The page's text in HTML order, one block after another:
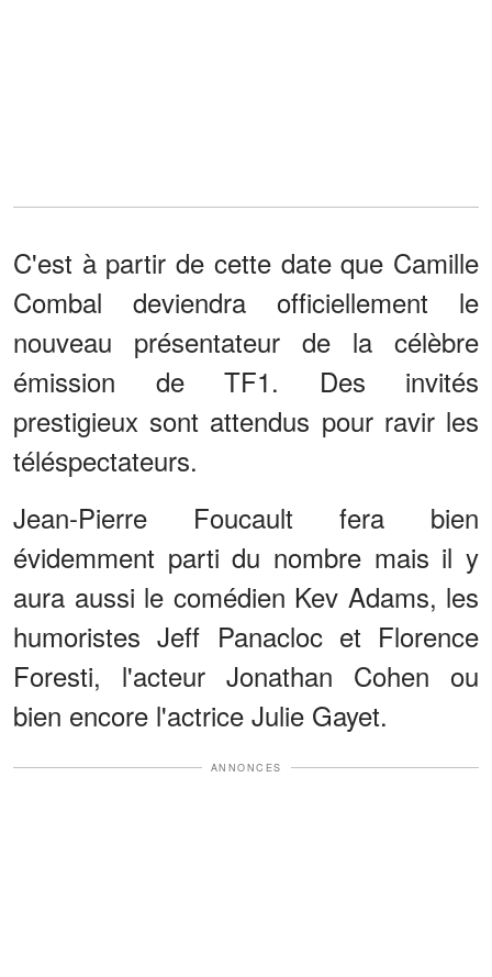
C'est à partir de cette date que Camille
Combal deviendra officiellement le
nouveau présentateur de la célèbre
émission de TF1. Des invités
prestigieux sont attendus pour ravir les
téléspectateurs.
Jean-Pierre Foucault fera bien
évidemment parti du nombre mais il y
aura aussi le comédien Kev Adams, les
humoristes Jeff Panacloc et Florence
Foresti, l'acteur Jonathan Cohen ou
bien encore l'actrice Julie Gayet.
ANNONCES